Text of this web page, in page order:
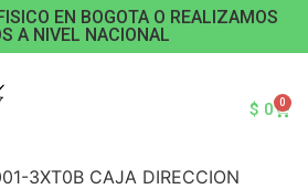
EN BOGOTA O REALIZAMOS
A NIVEL NACIONAL
$ 0 0
3XT0B CAJA DIRECCION